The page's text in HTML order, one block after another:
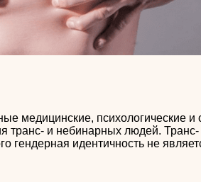
психологические и
транс- и небинарных людей.
идентичность не